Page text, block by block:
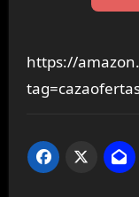
https://